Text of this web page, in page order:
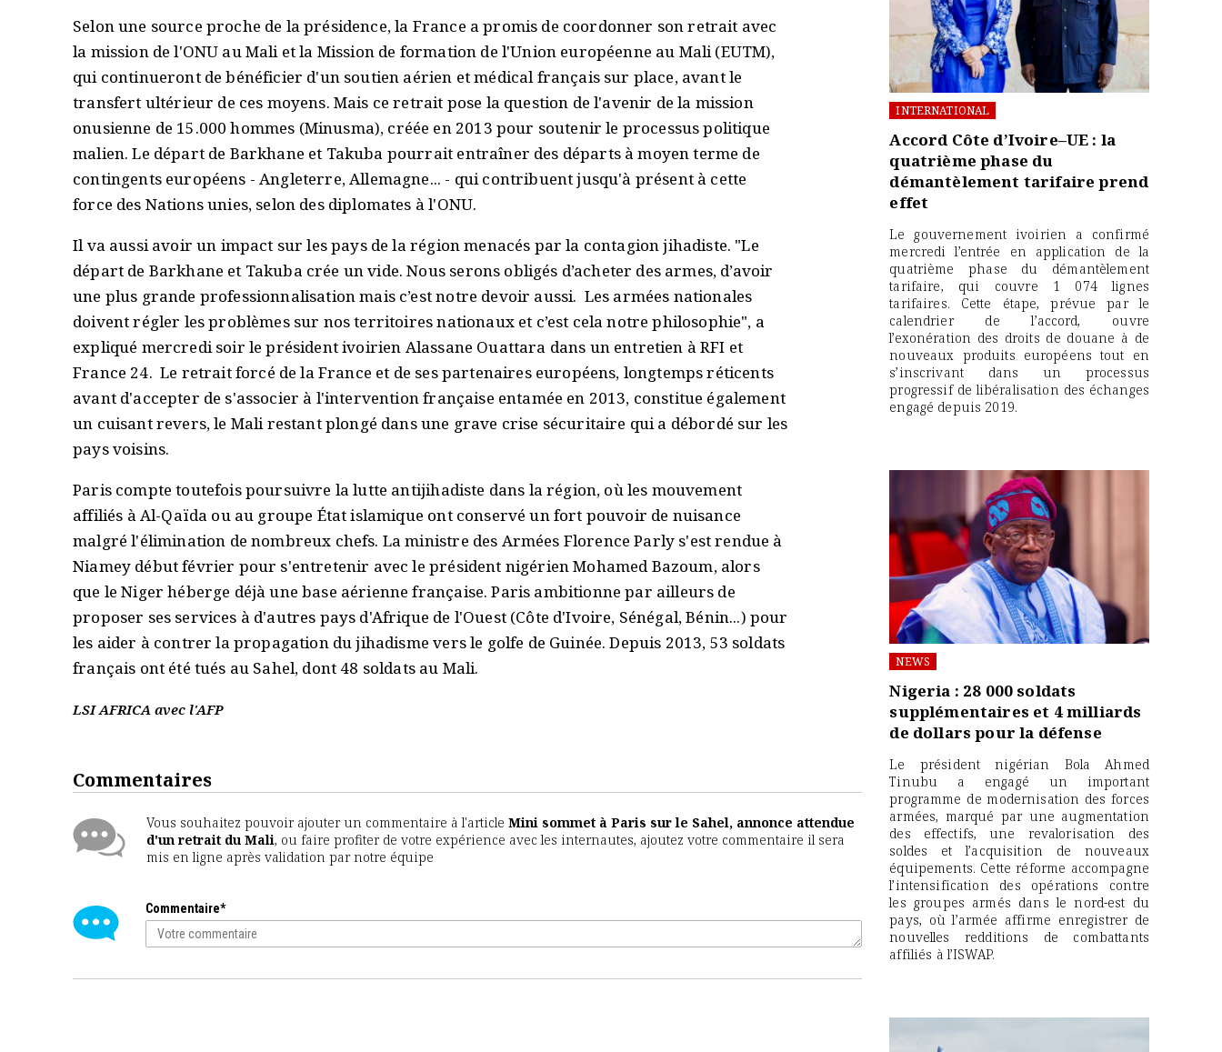
Selon une source proche de la présidence, la France a promis de coordonner son retrait avec
la mission de l'ONU au Mali et la Mission de formation de l'Union européenne au Mali (EUTM),
qui continueront de bénéficier d'un soutien aérien et médical français sur place, avant le
transfert ultérieur de ces moyens. Mais ce retrait pose la question de l'avenir de la mission
onusienne de 15.000 hommes (Minusma), créée en 2013 pour soutenir le processus politique
malien. Le départ de Barkhane et Takuba pourrait entraîner des départs à moyen terme de
contingents européens - Angleterre, Allemagne... - qui contribuent jusqu'à présent à cette
force des Nations unies, selon des diplomates à l'ONU.
Il va aussi avoir un impact sur les pays de la région menacés par la contagion jihadiste. "Le
départ de Barkhane et Takuba crée un vide. Nous serons obligés d’acheter des armes, d’avoir
une plus grande professionnalisation mais c’est notre devoir aussi. Les armées nationales
doivent régler les problèmes sur nos territoires nationaux et c’est cela notre philosophie", a
expliqué mercredi soir le président ivoirien Alassane Ouattara dans un entretien à RFI et
France 24. Le retrait forcé de la France et de ses partenaires européens, longtemps réticents
avant d'accepter de s'associer à l'intervention française entamée en 2013, constitue également
un cuisant revers, le Mali restant plongé dans une grave crise sécuritaire qui a débordé sur les
pays voisins.
Paris compte toutefois poursuivre la lutte antijihadiste dans la région, où les mouvement
affiliés à Al-Qaïda ou au groupe État islamique ont conservé un fort pouvoir de nuisance
malgré l'élimination de nombreux chefs. La ministre des Armées Florence Parly s'est rendue à
Niamey début février pour s'entretenir avec le président nigérien Mohamed Bazoum, alors
que le Niger héberge déjà une base aérienne française. Paris ambitionne par ailleurs de
proposer ses services à d'autres pays d'Afrique de l'Ouest (Côte d'Ivoire, Sénégal, Bénin...) pour
les aider à contrer la propagation du jihadisme vers le golfe de Guinée. Depuis 2013, 53 soldats
français ont été tués au Sahel, dont 48 soldats au Mali.
LSI AFRICA avec l'AFP
Commentaires
Vous souhaitez pouvoir ajouter un commentaire à l'article Mini sommet à Paris sur le Sahel, annonce attendue
d'un retrait du Mali, ou faire profiter de votre expérience avec les internautes, ajoutez votre commentaire il sera
mis en ligne après validation par notre équipe
Commentaire*
INTERNATIONAL
Accord Côte d’Ivoire–UE : la
quatrième phase du
démantèlement tarifaire prend
effet
Le gouvernement ivoirien a confirmé
mercredi l’entrée en application de la
quatrième phase du démantèlement
tarifaire, qui couvre 1 074 lignes
tarifaires. Cette étape, prévue par le
calendrier de l’accord, ouvre
l’exonération des droits de douane à de
nouveaux produits européens tout en
s’inscrivant dans un processus
progressif de libéralisation des échanges
engagé depuis 2019.
NEWS
Nigeria : 28 000 soldats
supplémentaires et 4 milliards
de dollars pour la défense
Le président nigérian Bola Ahmed
Tinubu a engagé un important
programme de modernisation des forces
armées, marqué par une augmentation
des effectifs, une revalorisation des
soldes et l’acquisition de nouveaux
équipements. Cette réforme accompagne
l’intensification des opérations contre
les groupes armés dans le nord-est du
pays, où l’armée affirme enregistrer de
nouvelles redditions de combattants
affiliés à l’ISWAP.